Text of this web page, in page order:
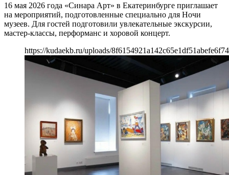
16 мая 2026 года «Синара Арт» в Екатеринбурге приглашает
на мероприятий, подготовленные специально для Ночи
музеев. Для гостей подготовили увлекательные экскурсии,
мастер-классы, перформанс и хоровой концерт.
https://kudaekb.ru/uploads/